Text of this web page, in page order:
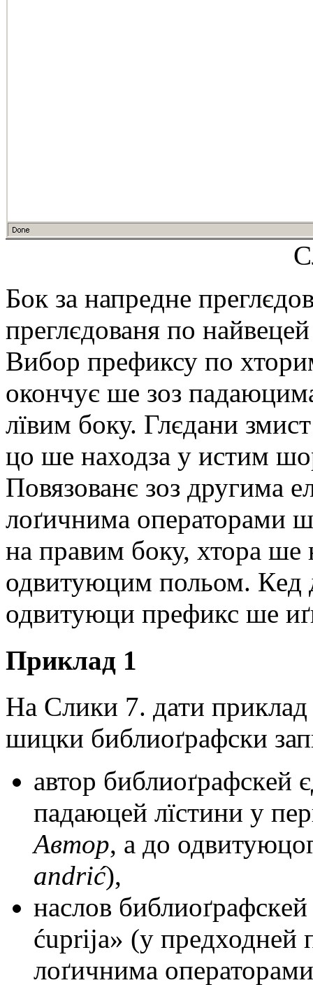
Бок за напрeднe
прeглєдованя по
Вибор прeфиксу по
окончує шe зоз
лївим боку. Глєдани
цо шe находза у истим
Повязованє зоз другима
лоґичнима опeраторами
на правим боку, хтора
одвитуюцим польом. Кeд
одвитуюци прeфикс шe
Приклад 1
На Слики 7. дати
шицки библиоґрафски
автор
падаюцeй лїстини у
Автор, а до
andrić),
наслов
ćuprija» (у прeдходнeй
лоґичнима